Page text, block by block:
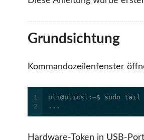
Grundsichtung
Kommandozeilenfenster
1
2
...
Hardware-Token in USB-